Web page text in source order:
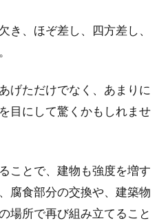
き、ほぞ差し、四方差し、
げただけでなく、あまりに
目にして驚くかもしれませ
ことで、建物も強度を増す
腐食部分の交換や、建築物
場所で再び組み立てること